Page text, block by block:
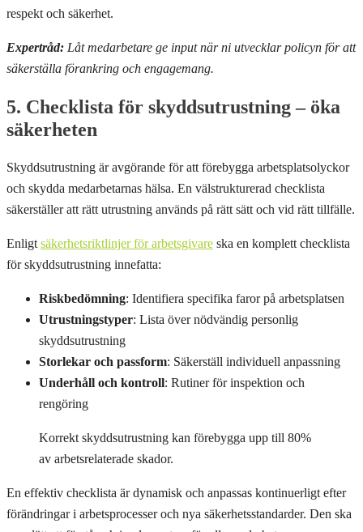
respekt och säkerhet.
Expertråd: Låt medarbetare ge input när ni utvecklar policyn för att
säkerställa förankring och engagemang.
5. Checklista för skyddsutrustning – öka
säkerheten
Skyddsutrustning är avgörande för att förebygga arbetsplatsolyckor
och skydda medarbetarnas hälsa. En välstrukturerad checklista
säkerställer att rätt utrustning används på rätt sätt och vid rätt tillfälle.
Enligt säkerhetsriktlinjer för arbetsgivare ska en komplett checklista
för skyddsutrustning innefatta:
Riskbedömning: Identifiera specifika faror på arbetsplatsen
Utrustningstyper: Lista över nödvändig personlig
skyddsutrustning
Storlekar och passform: Säkerställ individuell anpassning
Underhåll och kontroll: Rutiner för inspektion och
rengöring
Korrekt skyddsutrustning kan förebygga upp till 80%
av arbetsrelaterade skador.
En effektiv checklista är dynamisk och anpassas kontinuerligt efter
förändringar i arbetsprocesser och nya säkerhetsstandarder. Den ska